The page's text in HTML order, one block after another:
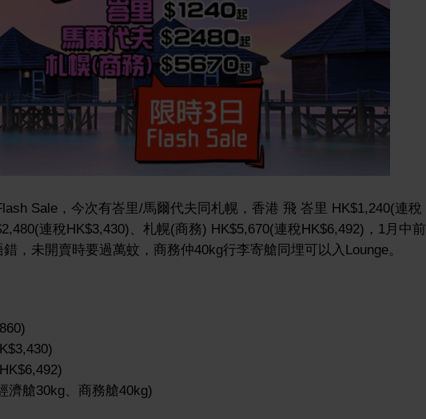
Sale，今次有峇里/馬爾代夫同札幌，香港 飛 峇里 HK$1,240(連稅
連稅HK$3,430)、札幌(商務) HK$5,670(連稅HK$6,492)，1月中前
，未開賣時要過萬蚊，商務仲40kg行李寄艙同埋可以入Lounge。
濟艙30kg、商務艙40kg)